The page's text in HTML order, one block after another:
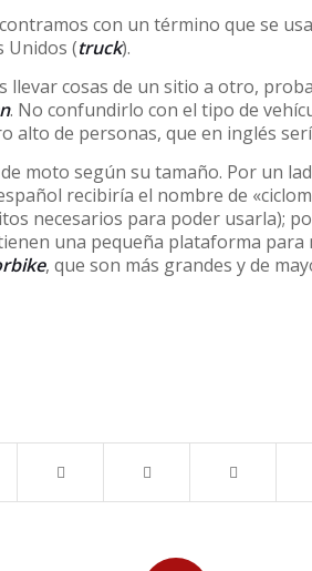
con un término que se
Unidos (truck).
llevar cosas de un sitio a otro,
. No confundirlo con el tipo de
alto de personas, que en inglés
moto según su tamaño. Por un
recibiría el nombre de
necesarios para poder usarla);
una pequeña plataforma para
, que son más grandes y de